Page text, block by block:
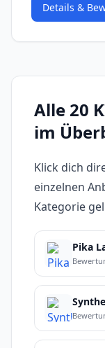
Details &
Alle 20
im
Klick dich
einzelnen
Kategorie
Pika